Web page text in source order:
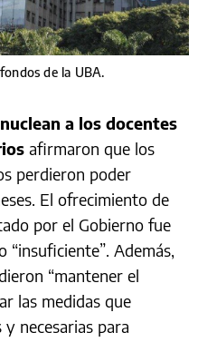
de la UBA.
a los docentes
afirmaron que los
perdieron poder
El ofrecimiento de
por el Gobierno fue
“insuficiente”. Además,
“mantener el
las medidas que
necesarias para